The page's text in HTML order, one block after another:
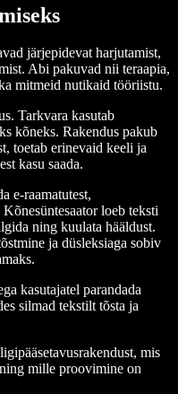
järjepidevat harjutamist,
Abi pakuvad nii teraapia,
mitmeid nutikaid tööriistu.
Tarkvara kasutab
kõneks. Rakendus pakub
toetab erinevaid keeli ja
kasu saada.
e-raamatutest,
loeb teksti
ning kuulata hääldust.
ja düsleksiaga sobiv
kasutajatel parandada
silmad tekstilt tõsta ja
mis
ning mille proovimine on